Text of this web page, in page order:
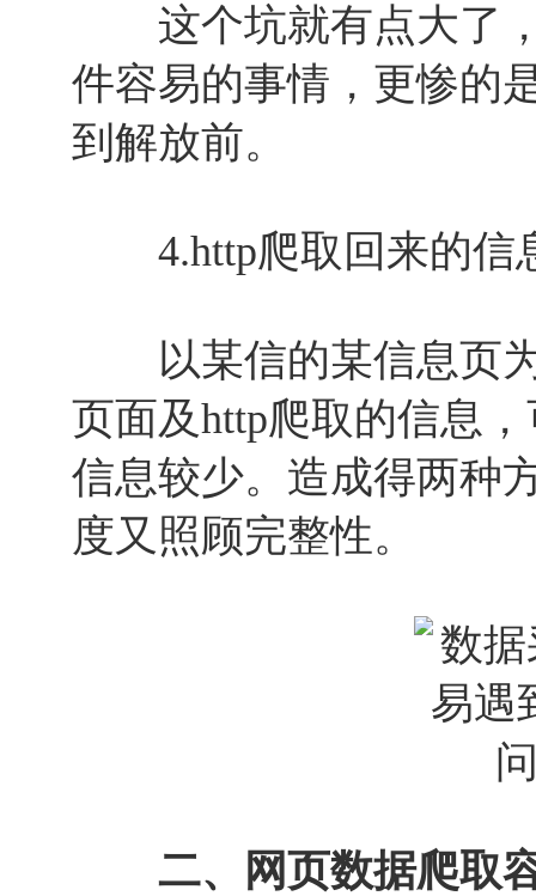
这个坑就有点大了，
件容易的事情，更惨的
到解放前。
4.http爬取回来的信
以某信的某信息页为
页面及http爬取的信息
信息较少。造成得两种
度又照顾完整性。
二、网页数据爬取容